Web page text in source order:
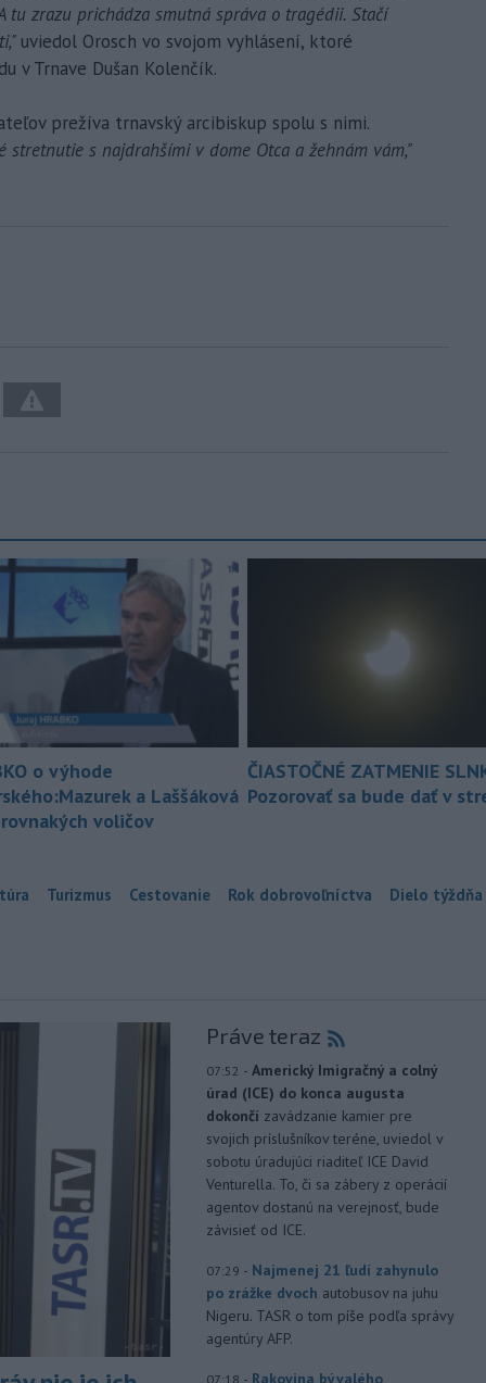
tu zrazu prichádza smutná správa o tragédii. Stačí
uviedol Orosch vo svojom vyhlásení, ktoré
v Trnave Dušan Kolenčík.
prežíva trnavský arcibiskup spolu s nimi.
s najdrahšími v dome Otca a žehnám vám,"
o výhode
a Laššáková
voličov
ČIASTOČNÉ ZATMENIE
Pozorovať sa bude dať v
Turizmus Cestovanie Rok dobrovoľníctva Dielo týždňa
Práve teraz
07:52 - Americký Imigračný a colný
úrad (ICE) do konca augusta
dokončí zavádzanie kamier pre
svojich príslušníkov teréne, uviedol v
sobotu úradujúci riaditeľ ICE David
Venturella. To, či sa zábery z operácií
agentov dostanú na verejnosť, bude
závisieť od ICE.
07:29 - Najmenej 21 ľudí zahynulo
po zrážke dvoch autobusov na juhu
Nigeru. TASR o tom píše podľa správy
agentúry AFP.
07:18 - Rakovina bývalého